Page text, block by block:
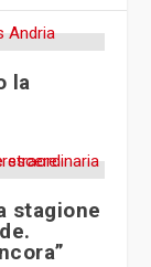
la
stagione